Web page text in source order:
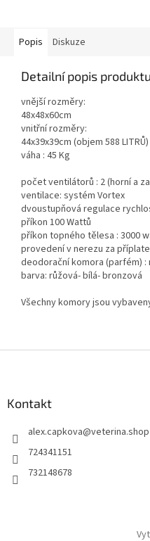
Popis Diskuze
Detailní popis produktu
vnější rozměry:
48x48x60cm
vnitřní rozměry:
44x39x39cm (objem 588 LITRŮ)
váha : 45 Kg
počet ventilátorů : 2 (horní a
ventilace: systém Vortex
dvoustupňová regulace
příkon 100 Wattů
příkon topného tělesa : 3000
provedení v nerezu za
deodorační komora (parfém) :
barva: růžová- bílá- bronzová
Všechny komory jsou
Kontakt
alex.capkova@veterina.shop
724341151
732148678